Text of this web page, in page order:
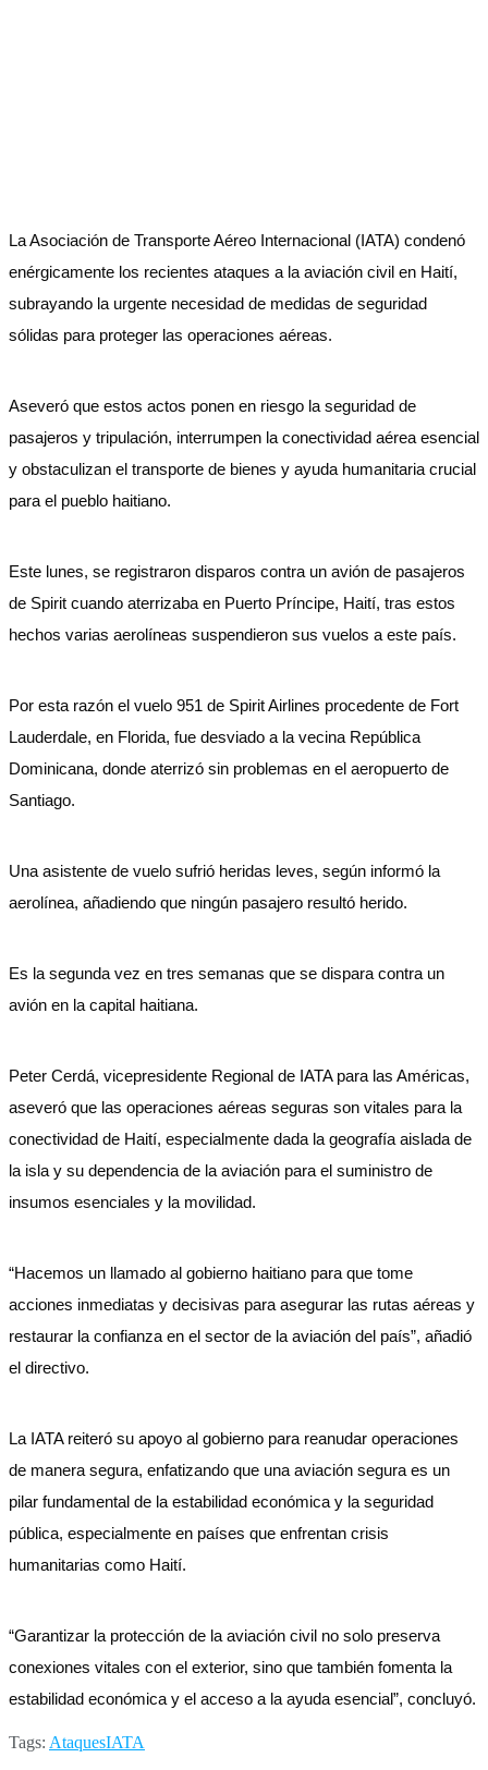
La Asociación de Transporte Aéreo Internacional (IATA) condenó
enérgicamente los recientes ataques a la aviación civil en Haití,
subrayando la urgente necesidad de medidas de seguridad
sólidas para proteger las operaciones aéreas.
Aseveró que estos actos ponen en riesgo la seguridad de
pasajeros y tripulación, interrumpen la conectividad aérea esencial
y obstaculizan el transporte de bienes y ayuda humanitaria crucial
para el pueblo haitiano.
Este lunes, se registraron disparos contra un avión de pasajeros
de Spirit cuando aterrizaba en Puerto Príncipe, Haití, tras estos
hechos varias aerolíneas suspendieron sus vuelos a este país.
Por esta razón el vuelo 951 de Spirit Airlines procedente de Fort
Lauderdale, en Florida, fue desviado a la vecina República
Dominicana, donde aterrizó sin problemas en el aeropuerto de
Santiago.
Una asistente de vuelo sufrió heridas leves, según informó la
aerolínea, añadiendo que ningún pasajero resultó herido.
Es la segunda vez en tres semanas que se dispara contra un
avión en la capital haitiana.
Peter Cerdá, vicepresidente Regional de IATA para las Américas,
aseveró que las operaciones aéreas seguras son vitales para la
conectividad de Haití, especialmente dada la geografía aislada de
la isla y su dependencia de la aviación para el suministro de
insumos esenciales y la movilidad.
“Hacemos un llamado al gobierno haitiano para que tome
acciones inmediatas y decisivas para asegurar las rutas aéreas y
restaurar la confianza en el sector de la aviación del país”, añadió
el directivo.
La IATA reiteró su apoyo al gobierno para reanudar operaciones
de manera segura, enfatizando que una aviación segura es un
pilar fundamental de la estabilidad económica y la seguridad
pública, especialmente en países que enfrentan crisis
humanitarias como Haití.
“Garantizar la protección de la aviación civil no solo preserva
conexiones vitales con el exterior, sino que también fomenta la
estabilidad económica y el acceso a la ayuda esencial”, concluyó.
Tags: AtaquesIATA